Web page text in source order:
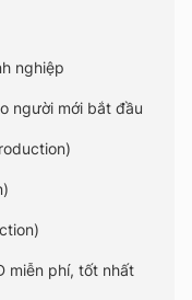
nghiệp
người mới bắt đầu
miễn phí, tốt nhất